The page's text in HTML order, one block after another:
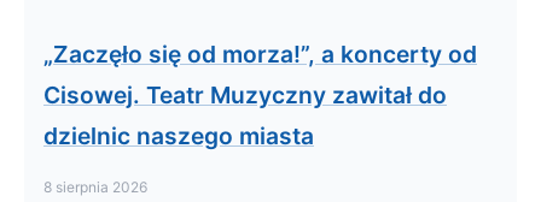
„Zaczęło się od morza!”, a koncerty od
Cisowej. Teatr Muzyczny zawitał do
dzielnic naszego miasta
8 sierpnia 2026